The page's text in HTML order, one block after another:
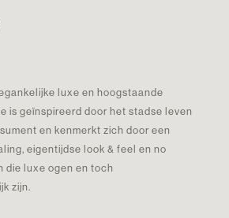
luxe en hoogstaande
is geïnspireerd door het stadse leven
en kenmerkt zich door een
eigentijdse look & feel en no
die luxe ogen en toch
zijn.